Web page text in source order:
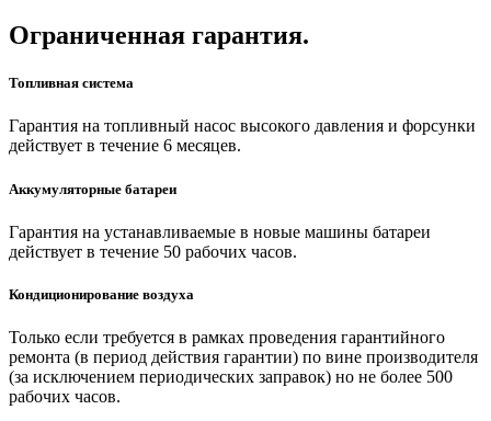
Ограниченная гарантия.
Топливная система
Гарантия на топливный насос высокого давления и форсунки
действует в течение 6 месяцев.
Аккумуляторные батареи
Гарантия на устанавливаемые в новые машины батареи
действует в течение 50 рабочих часов.
Кондиционирование воздуха
Только если требуется в рамках проведения гарантийного
ремонта (в период действия гарантии) по вине производителя
(за исключением периодических заправок) но не более 500
рабочих часов.